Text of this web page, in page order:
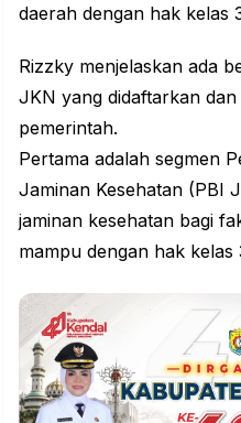
daerah dengan hak kelas
Rizzky menjelaskan ada
JKN yang didaftarkan
pemerintah.
Pertama adalah segmen
Jaminan Kesehatan (PBI
jaminan kesehatan bagi
mampu dengan hak kelas